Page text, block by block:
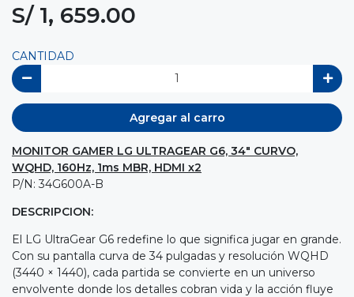
S/ 1, 659.00
CANTIDAD
Agregar al carro
MONITOR GAMER LG ULTRAGEAR G6, 34" CURVO,
WQHD, 160Hz, 1ms MBR, HDMI x2
P/N: 34G600A-B
DESCRIPCION:
El LG UltraGear G6 redefine lo que significa jugar en grande.
Con su pantalla curva de 34 pulgadas y resolución WQHD
(3440 × 1440), cada partida se convierte en un universo
envolvente donde los detalles cobran vida y la acción fluye